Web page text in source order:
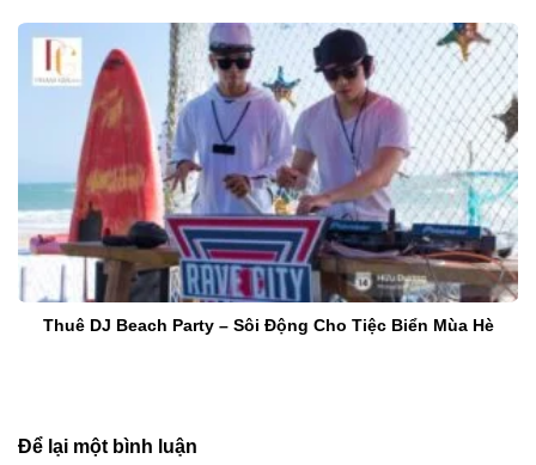
Thuê DJ Beach Party – Sôi Động Cho Tiệc Biển Mùa Hè
Để lại một bình luận